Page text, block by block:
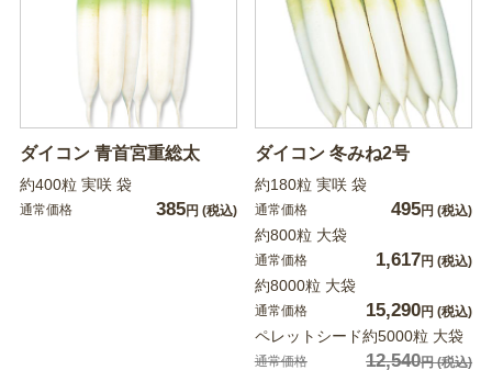
ダイコン 青首宮重総太
約400粒 実咲 袋
通常価格 385円 (税込)
ダイコン 冬みね2号
約180粒 実咲 袋
通常価格 495円 (税込)
約800粒 大袋
通常価格 1,617円 (税込)
約8000粒 大袋
通常価格 15,290円 (税込)
ペレットシード約5000粒 大袋
通常価格 12,540円(税込)